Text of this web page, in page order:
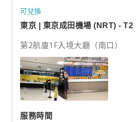
可兌換
東京 | 東京成田機場 (NRT) - T2
第2航廈1F入境大廳（南口）
服務時間